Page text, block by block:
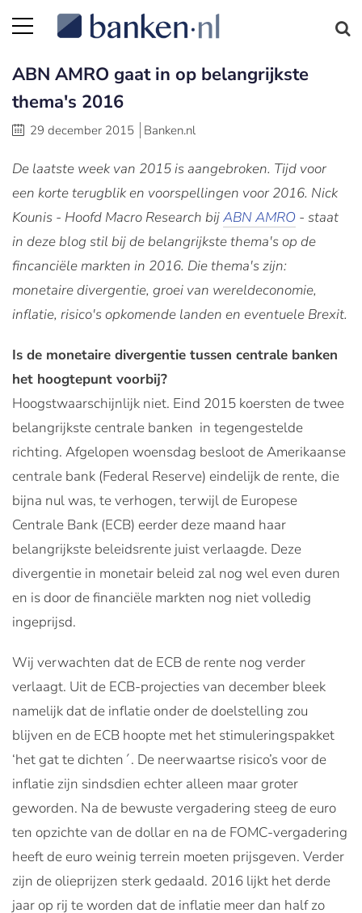
ABN AMRO gaat in op belangrijkste
thema's 2016
29 december 2015 Banken.nl
De laatste week van 2015 is aangebroken. Tijd voor
een korte terugblik en voorspellingen voor 2016. Nick
Kounis - Hoofd Macro Research bijABN AMRO - staat
in deze blog stil bij debelangrijkste thema's op de
fincanciële markten in 2016. Die thema's zijn:
monetaire divergentie, groei van wereldeconomie,
inflatie, risico's opkomende landen en eventuele Brexit.
Is de monetaire divergentie tussen centrale banken
het hoogtepunt voorbij?
Hoogstwaarschijnlijk niet. Eind 2015 koersten de twee
belangrijkste centrale banken in tegengestelde
richting. Afgelopen woensdag besloot de Amerikaanse
centrale bank (Federal Reserve) eindelijk de rente, die
bijna nul was, te verhogen, terwijl de Europese
Centrale Bank (ECB) eerder deze maand haar
belangrijkste beleidsrente juist verlaagde. Deze
divergentie in monetair beleid zal nog wel even duren
en is door de financiële markten nog niet volledig
ingeprijsd.
Wij verwachten dat de ECB de rente nog verder
verlaagt. Uit de ECB-projecties van december bleek
namelijk dat de inflatie onder de doelstelling zou
blijven en de ECB hoopte met het stimuleringspakket
‘het gat te dichten´. De neerwaartse risico’s voor de
inflatie zijn sindsdien echter alleen maar groter
geworden. Na de bewuste vergadering steeg de euro
ten opzichte van de dollar en na de FOMC-vergadering
heeft de euro weinig terrein moeten prijsgeven. Verder
zijn de olieprijzen sterk gedaald. 2016 lijkt het derde
jaar op rij te worden dat de inflatie meer dan half zo